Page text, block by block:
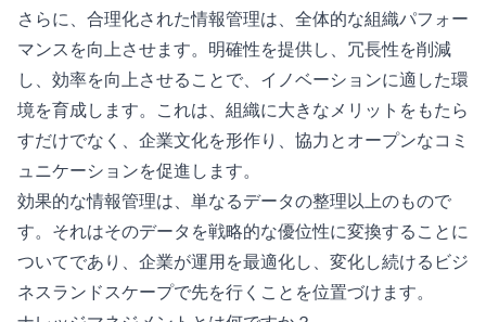
さらに、合理化された情報管理は、全体的な組織パフォー
マンスを向上させます。明確性を提供し、冗長性を削減
し、効率を向上させることで、イノベーションに適した環
境を育成します。これは、組織に大きなメリットをもたら
すだけでなく、企業文化を形作り、協力とオープンなコミ
ュニケーションを促進します。
効果的な情報管理は、単なるデータの整理以上のもので
す。それはそのデータを戦略的な優位性に変換することに
ついてであり、企業が運用を最適化し、変化し続けるビジ
ネスランドスケープで先を行くことを位置づけます。